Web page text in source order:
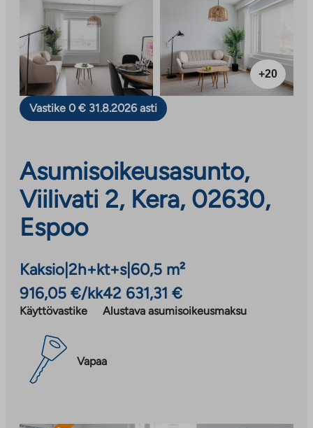
+20
Vastike 0 € 31.8.2026 asti
Asumisoikeusasunto,
Viilivati 2, Kera, 02630,
Espoo
Kaksio 2h+kt+s| 60,5 m²
916,05 €/kk
Käyttövastike
42 631,31 €
Alustava asumisoikeusmaksu
Vapaa